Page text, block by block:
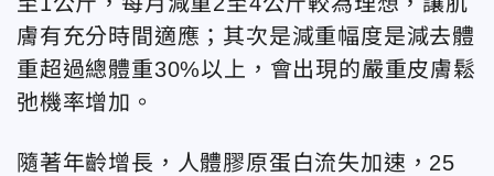
膚有充分時間適應；其次是減重幅度是減去體
重超過總體重30%以上，會出現的嚴重皮膚鬆
弛機率增加。
隨著年齡增長，人體膠原蛋白流失加速，25